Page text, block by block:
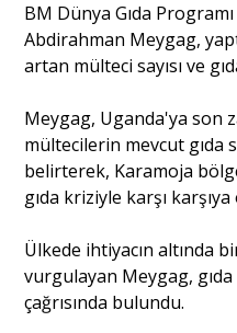
BM Dünya Gıda
Abdirahman Meygag,
artan mülteci sayısı ve
Meygag, Uganda'ya son
mültecilerin mevcut gıda
belirterek, Karamoja
gıda kriziyle karşı
Ülkede ihtiyacın altında
vurgulayan Meygag, gıda
çağrısında bulundu.